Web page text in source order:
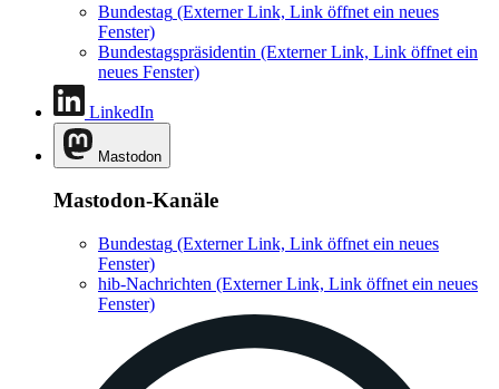
Bundestag (Externer Link, Link öffnet ein neues
Fenster)
Bundestagspräsidentin (Externer Link, Link öffnet ein
neues Fenster)
LinkedIn
Mastodon
Mastodon-Kanäle
Bundestag (Externer Link, Link öffnet ein neues
Fenster)
hib-Nachrichten (Externer Link, Link öffnet ein neues
Fenster)